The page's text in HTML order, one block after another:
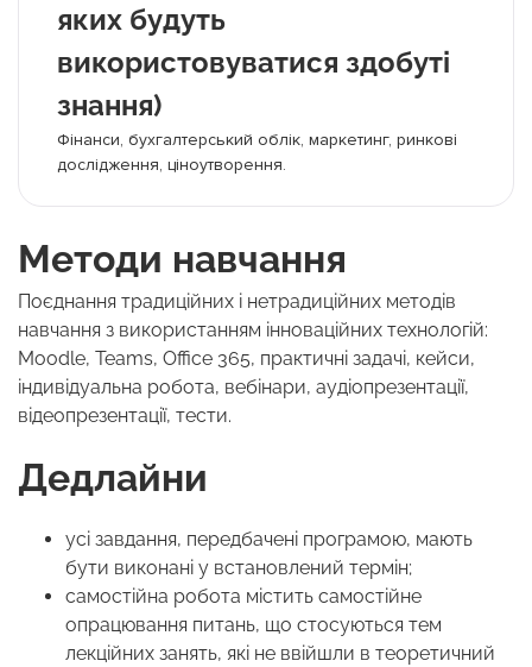
яких будуть
використовуватися здобуті
знання)
Фінанси, бухгалтерський облік, маркетинг, ринкові
дослідження, ціноутворення.
Методи навчання
Поєднання традиційних і нетрадиційних методів
навчання з використанням інноваційних технологій:
Moodle, Teams, Office 365, практичні задачі, кейси,
індивідуальна робота, вебінари, аудіопрезентації,
відеопрезентації, тести.
Дедлайни
усі завдання, передбачені програмою, мають
бути виконані у встановлений термін;
самостійна робота містить самостійне
опрацювання питань, що стосуються тем
лекційних занять, які не ввійшли в теоретичний